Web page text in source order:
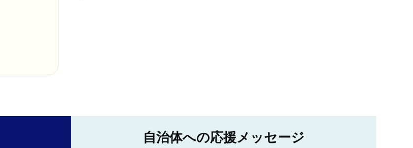
自治体への応援メッセージ